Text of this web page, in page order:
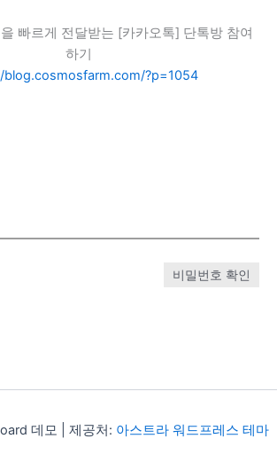
빠르게 전달받는 [카카오톡] 단톡방 참여
하기
?p=1054
비밀번호 확인
데모 | 제공처: 아스트라 워드프레스 테마